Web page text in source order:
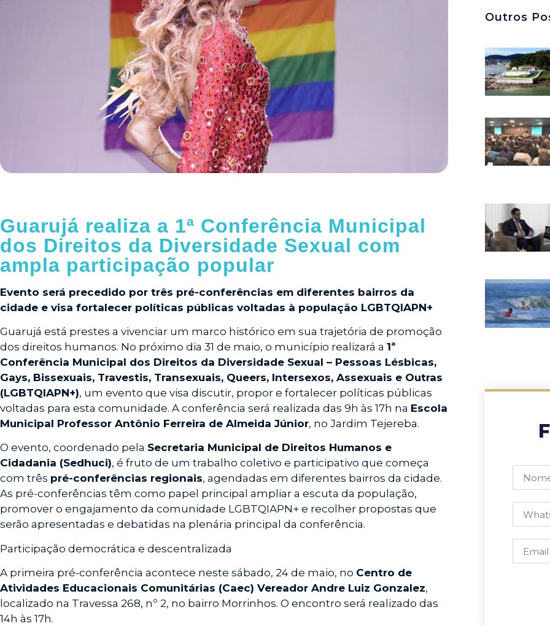
Guarujá realiza a 1ª Conferência Municipal
dos Direitos da Diversidade Sexual com
ampla participação popular
Evento será precedido por três pré-conferências em diferentes bairros da
cidade e visa fortalecer políticas públicas voltadas à população LGBTQIAPN+
Guarujá está prestes a vivenciar um marco histórico em sua trajetória de promoção
dos direitos humanos. No próximo dia 31 de maio, o município realizará a 1ª
Conferência Municipal dos Direitos da Diversidade Sexual – Pessoas Lésbicas,
Gays, Bissexuais, Travestis, Transexuais, Queers, Intersexos, Assexuais e Outras
(LGBTQIAPN+), um evento que visa discutir, propor e fortalecer políticas públicas
voltadas para esta comunidade. A conferência será realizada das 9h às 17h na Escola
Municipal Professor Antônio Ferreira de Almeida Júnior, no Jardim Tejereba.
O evento, coordenado pela Secretaria Municipal de Direitos Humanos e
Cidadania (Sedhuci), é fruto de um trabalho coletivo e participativo que começa
com três pré-conferências regionais, agendadas em diferentes bairros da cidade.
As pré-conferências têm como papel principal ampliar a escuta da população,
promover o engajamento da comunidade LGBTQIAPN+ e recolher propostas que
serão apresentadas e debatidas na plenária principal da conferência.
Participação democrática e descentralizada
A primeira pré-conferência acontece neste sábado, 24 de maio, no Centro de
Atividades Educacionais Comunitárias (Caec) Vereador Andre Luiz Gonzalez,
localizado na Travessa 268, nº 2, no bairro Morrinhos. O encontro será realizado das
14h às 17h.
Outros